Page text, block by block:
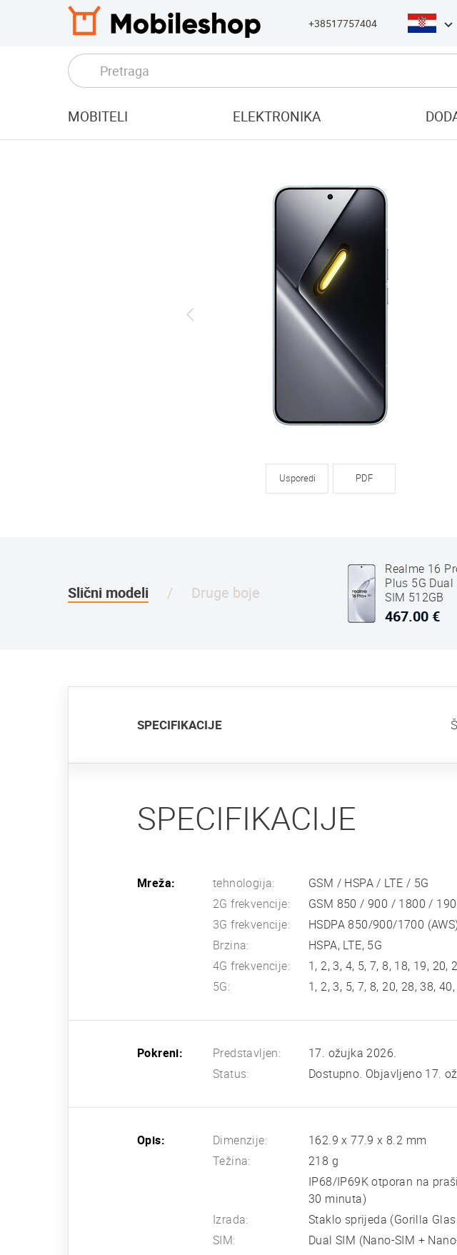
+38517757404
MOBITELI ELEKTRONIKA
Usporedi PDF
Slični modeli Druge boje
Realme 16
Plus 5G Dual
SIM 512GB
12GB RAM Sivi
467.00 €
SPECIFIKACIJE
SPECIFIKACIJE
Mreža: tehnologija:
GSM / HSPA / LTE / 5G
2G frekvencije:
GSM 850 / 900 / 1800 /
3G frekvencije:
HSDPA 850/900/1700
Brzina:
HSPA, LTE, 5G
4G frekvencije:
1, 2, 3, 4, 5, 7, 8, 18, 19, 20,
5G:
1, 2, 3, 5, 7, 8, 20, 28, 38,
Pokreni: Predstavljen:
17. ožujka 2026.
Status:
Dostupno. Objavljeno 17.
Opis: Dimenzije:
162.9 x 77.9 x 8.2 mm
Težina:
218 g
IP68/IP69K otporan na
30 minuta)
Izrada:
Staklo sprijeda (Gorilla
SIM:
Dual SIM (Nano-SIM +